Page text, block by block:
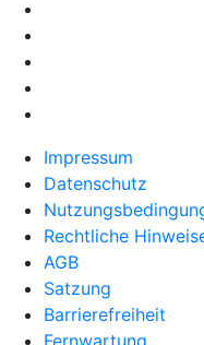
Impressum
Datenschutz
Rechtliche
AGB
Satzung
Barrierefreiheit
Fernwartung